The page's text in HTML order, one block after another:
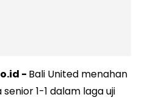
- Bali United menahan
1-1 dalam laga uji